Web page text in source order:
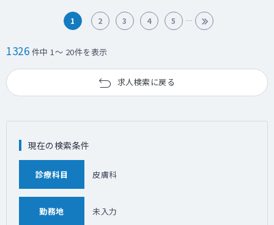
1 2 3 4 5
1326 件中 1～ 20件を表示
求人検索に戻る
現在の検索条件
診療科目 皮膚科
勤務地 未入力